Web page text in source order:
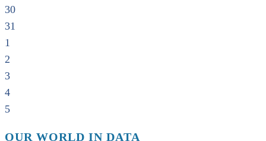
30
31
1
2
3
4
5
OUR WORLD IN DATA